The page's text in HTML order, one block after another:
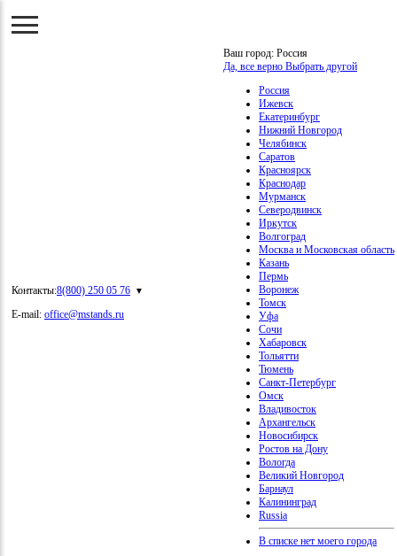
Контакты:8(800) 250 05 76
E-mail: office@mstands.ru
Ваш город: Россия
Да, все верно Выбрать другой
Россия
Ижевск
Екатеринбург
Нижний Новгород
Челябинск
Саратов
Красноярск
Краснодар
Мурманск
Северодвинск
Иркутск
Волгоград
Москва и Московская область
Казань
Пермь
Воронеж
Томск
Уфа
Сочи
Хабаровск
Тольятти
Тюмень
Санкт-Петербург
Омск
Владивосток
Архангельск
Новосибирск
Ростов на Дону
Вологда
Великий Новгород
Барнаул
Калининград
Russia
В списке нет моего города